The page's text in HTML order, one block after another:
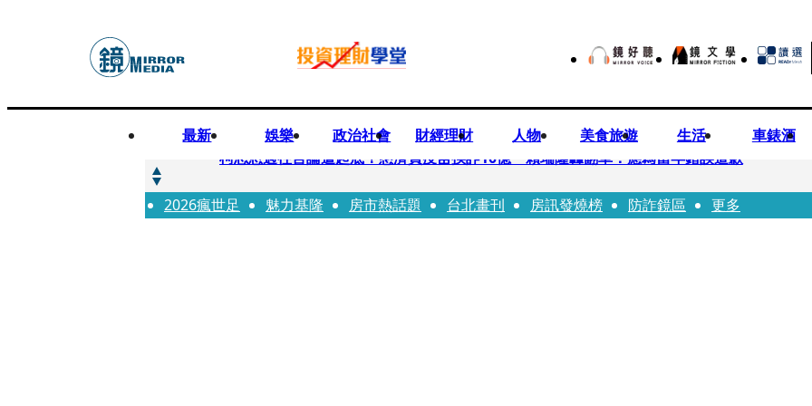
最新 娛樂 政治社會 財經理財 人物 美食旅遊 生活 車錶酒
快訊
柯志恩過往言論遭起底！慈濟買疫苗挨詐10億 賴瑞隆轟翻車：應為當年錯誤道歉
快訊
善款不是私房錢！慈濟採購疫苗被騙10億沒報案遭炎上 基金會緊急說明
2026瘋世足 魅力基隆 房市熱話題 台北畫刊 房訊發燒榜 防詐鏡區 更多